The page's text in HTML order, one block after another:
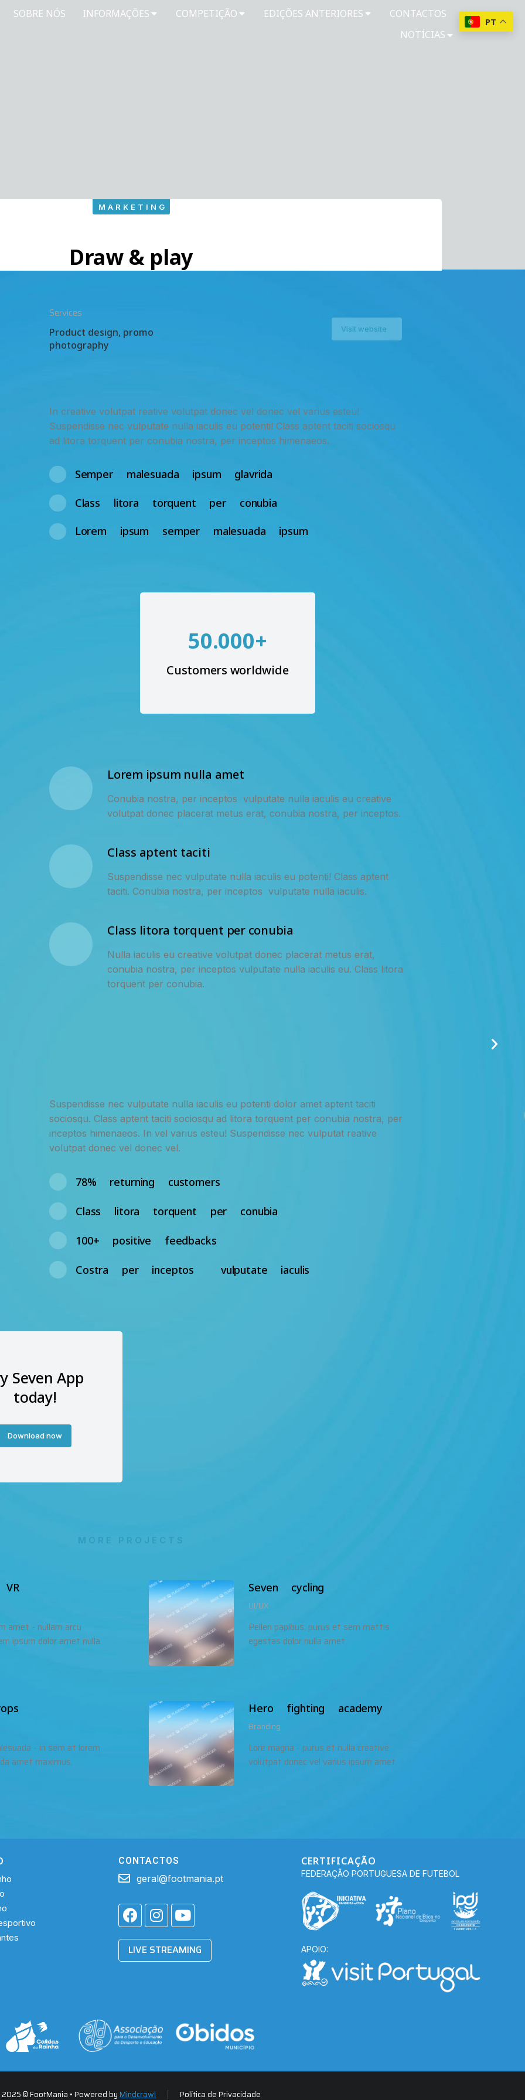
SOBRE NÓS INFORMAÇÕES COMPETIÇÃO EDIÇÕES ANTERIORES
CONTACTOS
NOTÍCIAS
MARKETING
Draw & play
Services
Product design, promo
photography
Visit website
In creative volutpat reative volutpat donec vel donec vel varius esteu!
Suspendisse nec vulputate nulla iaculis eu potenti! Class aptent taciti sociosqu
ad litora torquent per conubia nostra, per inceptos himenaeos.
Semper malesuada ipsum glavrida
Class litora torquent per conubia
Lorem ipsum semper malesuada ipsum
50.000+
Customers worldwide
Lorem ipsum nulla amet
Conubia nostra, per inceptos vulputate nulla iaculis eu creative
volutpat donec placerat metus erat, conubia nostra, per inceptos.
Class aptent taciti
Suspendisse nec vulputate nulla iaculis eu potenti! Class aptent
taciti. Conubia nostra, per inceptos vulputate nulla iaculis.
Class litora torquent per conubia
Nulla iaculis eu creative volutpat donec placerat metus erat,
conubia nostra, per inceptos vulputate nulla iaculis eu. Class litora
torquent per conubia.
Suspendisse nec vulputate nulla iaculis eu potenti dolor amet aptent taciti
sociosqu. Class aptent taciti sociosqu ad litora torquent per conubia nostra, per
inceptos himenaeos. In vel varius esteu! Suspendisse nec vulputat reative
volutpat donec vel donec vel.
78% returning customers
Class litora torquent per conubia
100+ positive feedbacks
Costra per inceptos vulputate iaculis
Seven App
today!
Download now
amet - nullam arcu
ipsum dolor amet nulla.
Seven cycling
UI/UX
Pellen papibus, purus et sem mattis
egestas dolor nulla amet.
- in sem at lorem
amet maximus.
Hero fighting academy
Branding
Lore magna - purus et nulla creative
volutpat donec vel varius ipsum amet.
CONTACTOS
geral@footmania.pt
LIVE STREAMING
CERTIFICAÇÃO
FEDERAÇÃO PORTUGUESA DE FUTEBOL
APOIO:
2025 © FootMania • Powered by Mindcrawl Política de Privacidade
PT